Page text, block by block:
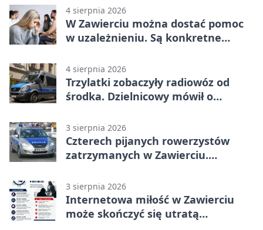
4 sierpnia 2026
W Zawierciu można dostać pomoc
w uzależnieniu. Są konkretne
4 sierpnia 2026
Trzylatki zobaczyły radiowóz od
środka. Dzielnicowy mówił o
3 sierpnia 2026
Czterech pijanych rowerzystów
zatrzymanych w Zawierciu.
3 sierpnia 2026
Internetowa miłość w Zawierciu
może skończyć się utratą